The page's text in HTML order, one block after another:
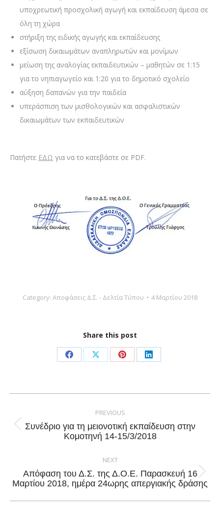
υποχρεωτική προσχολική αγωγή και εκπαίδευση άμεσα σε
όλη τη χώρα
στήριξη της ειδικής αγωγής και εκπαίδευσης
εξίσωση δικαιωμάτων αναπληρωτών και μονίμων
μείωση της αναλογίας εκπαιδευτικών – μαθητών σε 1:15
για το νηπιαγωγείο και 1:20 για το δημοτικό σχολείο
αύξηση δαπανών για την παιδεία
υπεράσπιση των μισθολογικών και ασφαλιστικών
δικαιωμάτων των εκπαιδευτικών
Πατήστε ΕΔΩ για να το κατεβάστε σε PDF.
Category: Αποφάσεις Δ.Σ. - Δελτία Τύπου 4 Μαρτίου 2018
Share this post
Share
Facebook
Share
X
Share
Pinterest
Share
LinkedIn
navigation
PREVIOUS
Previous
Συνέδριο για τη μειονοτική εκπαίδευση στην
Κομοτηνή 14-15/3/2018
NEXT
Next
post:
Απόφαση του Δ.Σ. της Δ.Ο.Ε. Παρασκευή 16
Μαρτίου 2018, ημέρα 24ωρης απεργιακής δράσης